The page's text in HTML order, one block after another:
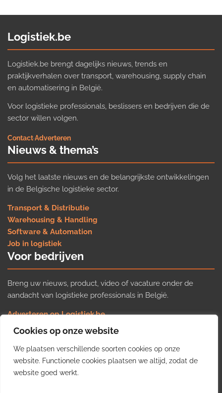
Cookies op onze website
We plaatsen verschillende soorten cookies op onze
website. Functionele cookies plaatsen we altijd, zodat de
website goed werkt.
Logistiek.be
Logistiek.be brengt dagelijks nieuws, trends en
praktijkverhalen over transport, warehousing, supply chain
en automatisering in België.
Voor logistieke professionals, beslissers en bedrijven die de
sector willen volgen.
Contact·Adverteren
Nieuws & thema’s
Volg het laatste nieuws en de belangrijkste ontwikkelingen
in de Belgische logistieke sector.
Transport & Distributie
Warehousing & Handling
Software & Automation
Job in logistiek
Voor bedrijven
Breng uw nieuws, product, video of vacature onder de
aandacht van logistieke professionals in België.
Adverteren op Logistiek.be
Nieuws insturen
Uw video op Logistiek.TV
Job plaatsen
Gratis wekelijkse update